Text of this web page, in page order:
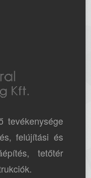
tevékenysége
felújítási és
tetőtér